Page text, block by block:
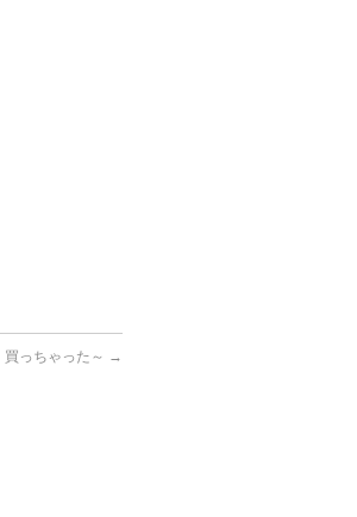
買っちゃった～ →